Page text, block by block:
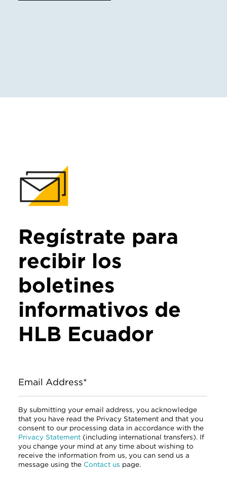
Regístrate para
recibir los
boletines
informativos de
HLB Ecuador
Email Address*
By submitting your email address, you acknowledge
that you have read the Privacy Statement and that you
consent to our processing data in accordance with the
Privacy Statement (including international transfers). If
you change your mind at any time about wishing to
receive the information from us, you can send us a
message using the Contact us page.